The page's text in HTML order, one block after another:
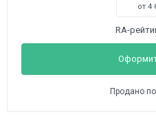
от 4
RA-
Продано